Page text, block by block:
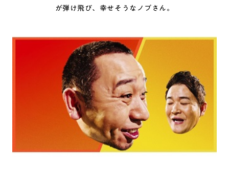
が弾け飛び、幸せそうなノブさん。